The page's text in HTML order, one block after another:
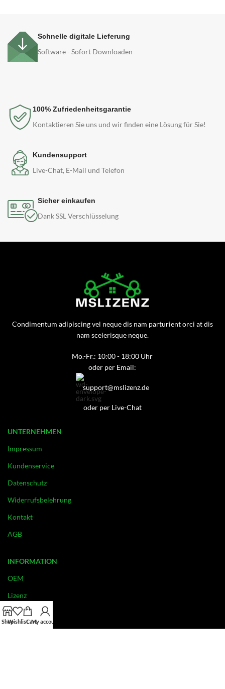
Schnelle digitale Lieferung
Software - Sofort Downloaden
100% Zufriedenheitsgarantie
Kontaktieren Sie uns und wir finden eine Lösung für Sie!
Kundensupport
Live-Chat, E-Mail und Telefon
Sicher einkaufen
Dank SSL Verschlüsselung
Condimentum adipiscing vel neque dis nam parturient orci at dis
nam scelerisque neque.
Mo.-Fr.: 10:00 - 18:00 Uhr
oder per Email:
support@mslizenz.de
oder per Live-Chat
UNTERNEHMEN
Impressum
Kundenservice
Datenschutz
Widerrufsbelehrung
Kontakt
AGB
INFORMATION
OEM
Lizenz
Versand
ShopWishlistCartMy account